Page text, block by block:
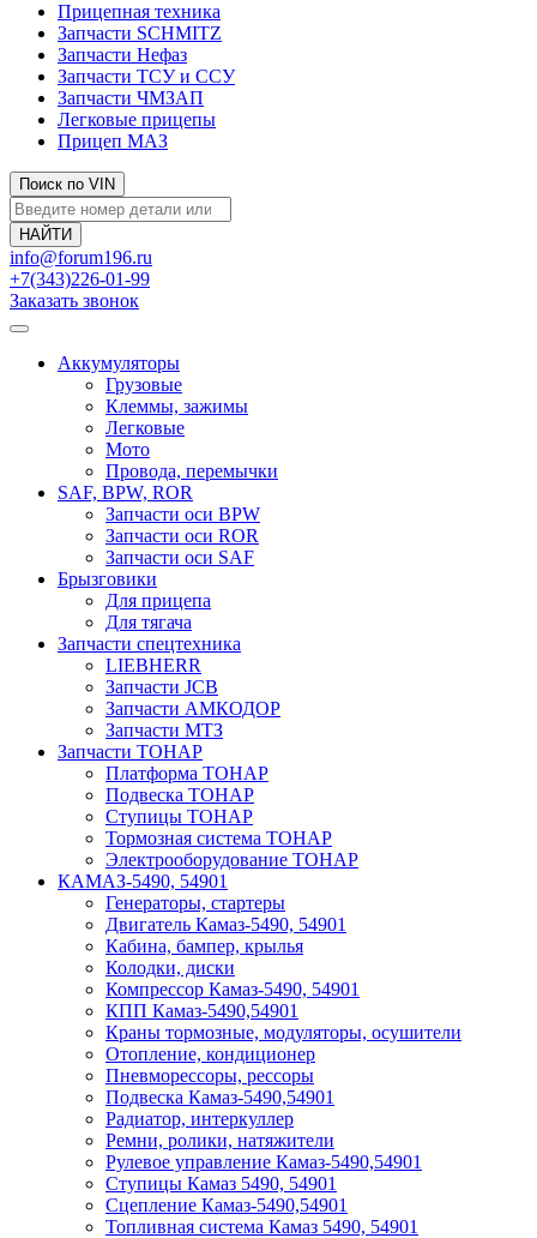
Прицепная техника
Запчасти SCHMITZ
Запчасти Нефаз
Запчасти ТСУ и ССУ
Запчасти ЧМЗАП
Легковые прицепы
Прицеп МАЗ
Поиск по VIN
info@forum196.ru
+7(343)226-01-99
Заказать звонок
Аккумуляторы
Грузовые
Клеммы, зажимы
Легковые
Мото
Провода, перемычки
SAF, BPW, ROR
Запчасти оси BPW
Запчасти оси ROR
Запчасти оси SAF
Брызговики
Для прицепа
Для тягача
Запчасти спецтехника
LIEBHERR
Запчасти JCB
Запчасти АМКОДОР
Запчасти МТЗ
Запчасти ТОНАР
Платформа ТОНАР
Подвеска ТОНАР
Ступицы ТОНАР
Тормозная система ТОНАР
Электрооборудование ТОНАР
КАМАЗ-5490, 54901
Генераторы, стартеры
Двигатель Камаз-5490, 54901
Кабина, бампер, крылья
Колодки, диски
Компрессор Камаз-5490, 54901
КПП Камаз-5490,54901
Краны тормозные, модуляторы, осушители
Отопление, кондиционер
Пневморессоры, рессоры
Подвеска Камаз-5490,54901
Радиатор, интеркуллер
Ремни, ролики, натяжители
Рулевое управление Камаз-5490,54901
Ступицы Камаз 5490, 54901
Сцепление Камаз-5490,54901
Топливная система Камаз 5490, 54901